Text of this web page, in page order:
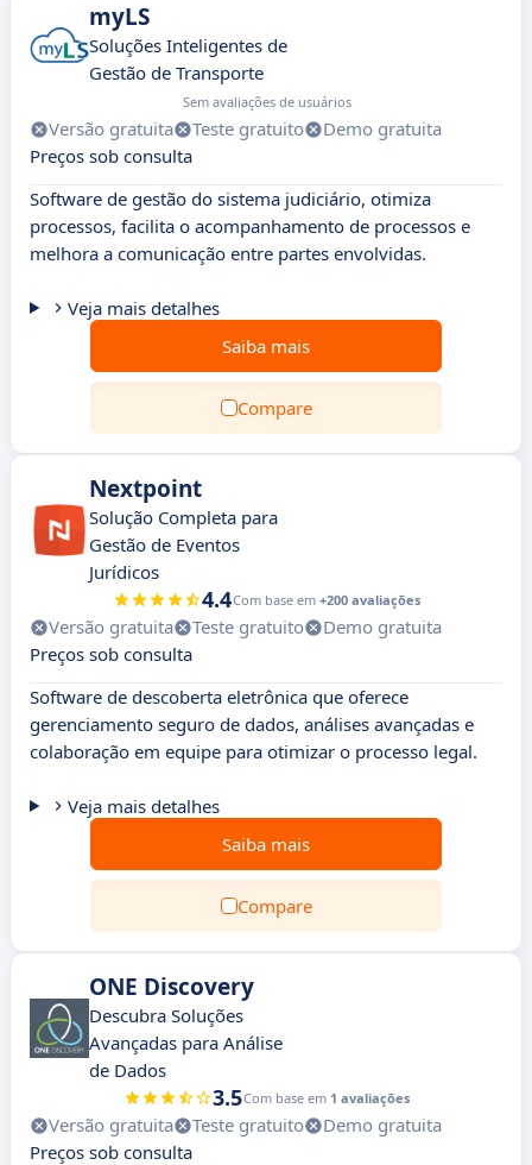
myLS
Soluções Inteligentes de
Gestão de Transporte
Sem avaliações de usuários
Versão gratuita Teste gratuito
Demo gratuita
Preços sob consulta
Software de gestão do sistema judiciário, otimiza
processos, facilita o acompanhamento de processos e
melhora a comunicação entre partes envolvidas.
Veja mais detalhes
Saiba mais
Compare
Nextpoint
Solução Completa para
Gestão de Eventos
Jurídicos
4.4Com base em +200 avaliações
Versão gratuita Teste gratuito
Demo gratuita
Preços sob consulta
Software de descoberta eletrônica que oferece
gerenciamento seguro de dados, análises avançadas e
colaboração em equipe para otimizar o processo legal.
Veja mais detalhes
Saiba mais
Compare
ONE Discovery
Descubra Soluções
Avançadas para Análise
de Dados
3.5Com base em 1 avaliações
Versão gratuita Teste gratuito
Demo gratuita
Preços sob consulta